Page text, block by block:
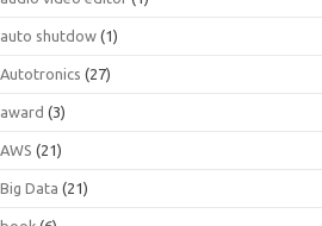
auto shutdow (1)
Autotronics (27)
award (3)
AWS (21)
Big Data (21)